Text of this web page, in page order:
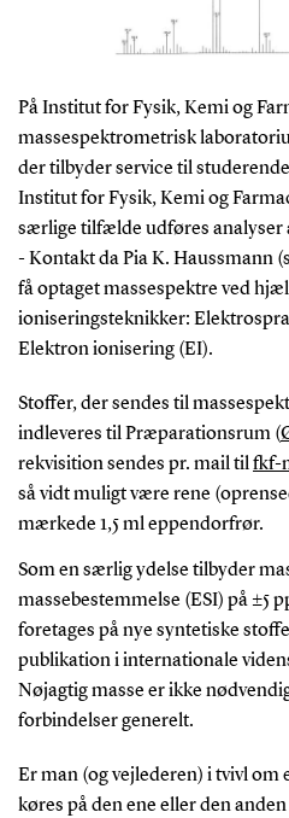
På Institut for Fysik, Kemi og
massespektrometrisk
der tilbyder service til
Institut for Fysik, Kemi og
særlige tilfælde udføres analyser
- Kontakt da Pia K. Haussmann
få optaget massespektre ved
ioniseringsteknikker:
Elektron ionisering (EI).
Stoffer, der sendes til
indleveres til Præparationsrum (
rekvisition sendes pr. mail tilfkf-
så vidt muligt være rene
mærkede 1,5 ml eppendorfrør.
Som en særlig ydelse tilbyder
massebestemmelse (ESI) på ±5
foretages på nye syntetiske
publikation i internationale
Nøjagtig masse er ikke
forbindelser generelt.
Er man (og vejlederen) i tvivl om
køres på den ene eller den